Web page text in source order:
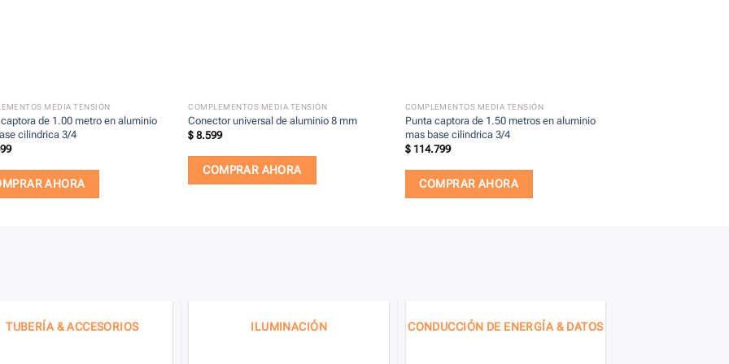
MEDIA TENSIÓN
de 1.00 metro en aluminio
cilindrica 3/4
AHORA
COMPLEMENTOS MEDIA TENSIÓN
Conector universal de aluminio 8 mm
$ 8.599
COMPRAR AHORA
COMPLEMENTOS MEDIA TENSIÓN
Punta captora de 1.50 metros en aluminio
mas base cilindrica 3/4
$114.799
COMPRAR AHORA
TUBERÍA & ACCESORIOS ILUMINACIÓN CONDUCCIÓN DE ENERGÍA & DATOS